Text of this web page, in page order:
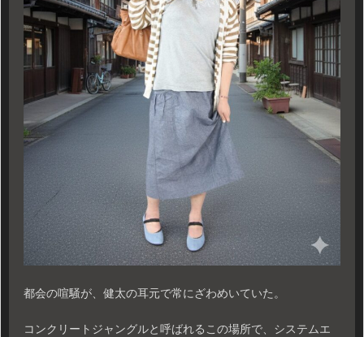
​都会の喧騒が、健太の耳元で常にざわめいていた。
コンクリートジャングルと呼ばれるこの場所で、システムエ